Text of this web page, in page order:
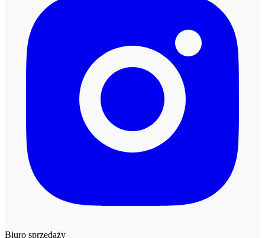
Biuro sprzedaży